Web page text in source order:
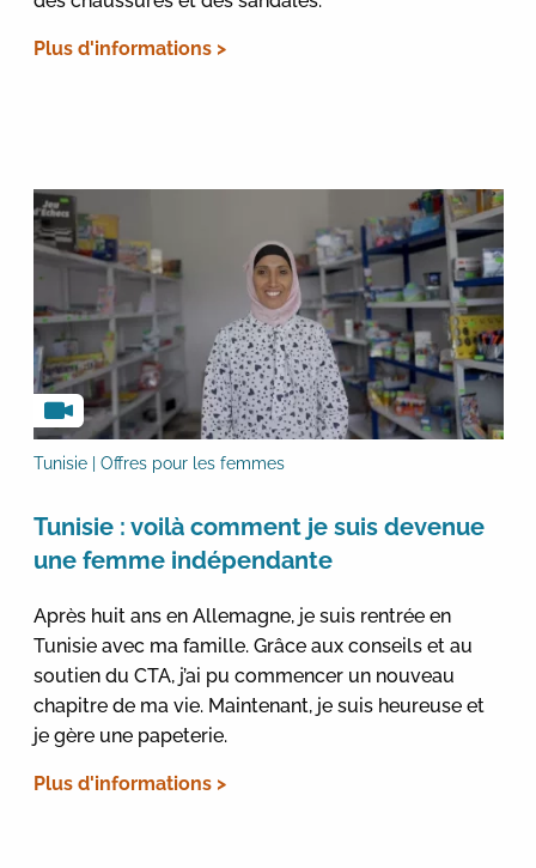
Plus d'informations >
Tunisie | Offres pour les femmes
Tunisie : voilà comment je suis devenue
une femme indépendante
Après huit ans en Allemagne, je suis rentrée en
Tunisie avec ma famille. Grâce aux conseils et au
soutien du CTA, j’ai pu commencer un nouveau
chapitre de ma vie. Maintenant, je suis heureuse et
je gère une papeterie.
Plus d'informations >